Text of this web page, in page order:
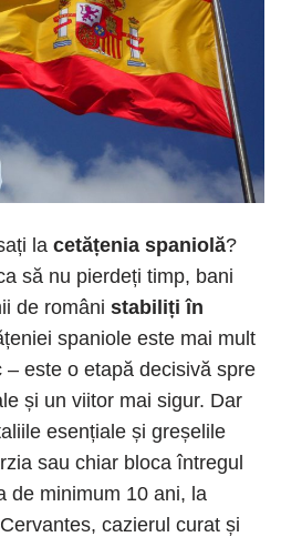
la cetățenia spaniolă?
să nu pierdeți timp, bani
de români stabiliți în
spaniole este mai mult
este o etapă decisivă spre
și un viitor mai sigur. Dar
esențiale și greșelile
sau chiar bloca întregul
de minimum 10 ani, la
cazierul curat și